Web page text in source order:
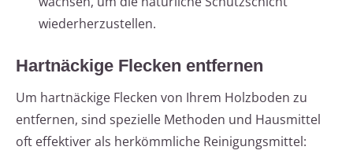
wiederherzustellen.
Hartnäckige Flecken entfernen
Um hartnäckige Flecken von Ihrem Holzboden zu
entfernen, sind spezielle Methoden und Hausmittel
oft effektiver als herkömmliche Reinigungsmittel: